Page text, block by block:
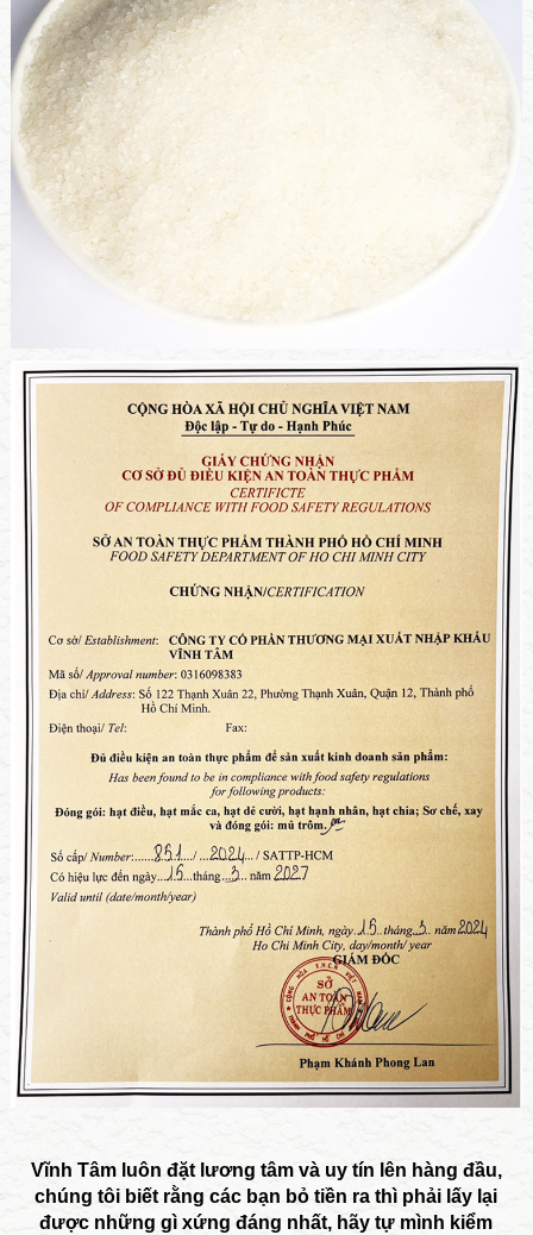
Vĩnh Tâm luôn đặt lương tâm và uy tín lên hàng đầu,
chúng tôi biết rằng các bạn bỏ tiền ra thì phải lấy lại
được những gì xứng đáng nhất, hãy tự mình kiểm